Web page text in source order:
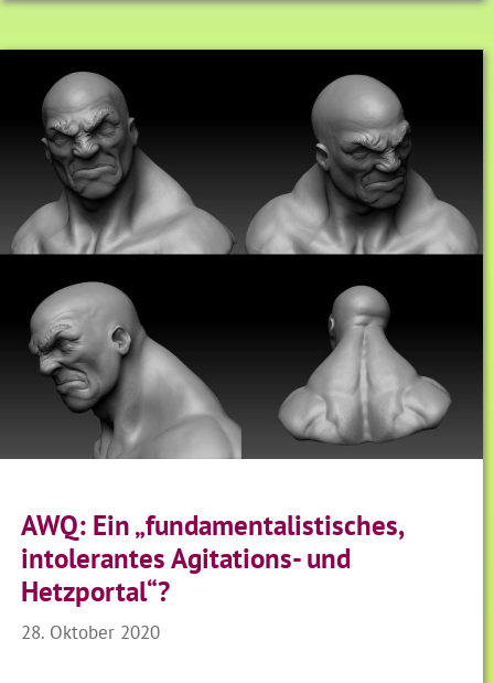
AWQ: Ein „fundamentalistisches,
intolerantes Agitations- und
Hetzportal“?
28. Oktober 2020